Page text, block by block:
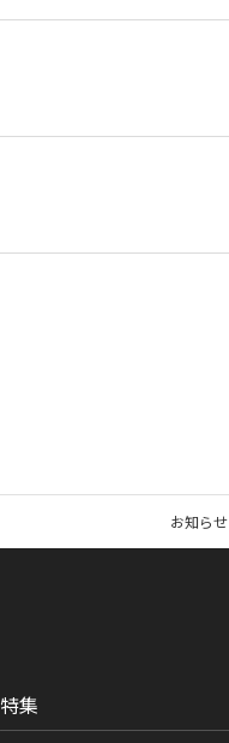
お知らせ
特集